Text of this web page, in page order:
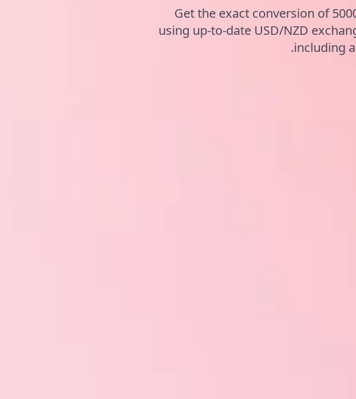
Get the exact conversion of
using up-to-date USD/NZD
including